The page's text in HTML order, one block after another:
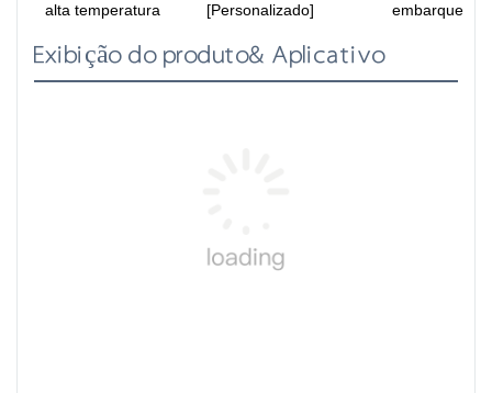
alta temperatura
[Personalizado]
embarque
Exibição do produto& Aplicativo